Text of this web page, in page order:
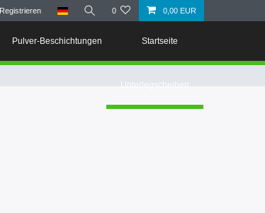
Registrieren 0 0,00 EUR
Pulver-Beschichtungen Startseite
Unterlegscheiben